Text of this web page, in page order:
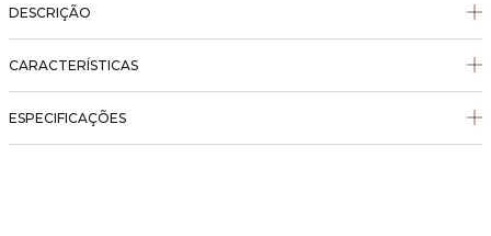
DESCRIÇÃO
CARACTERÍSTICAS
ESPECIFICAÇÕES